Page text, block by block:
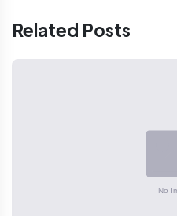
Related Posts